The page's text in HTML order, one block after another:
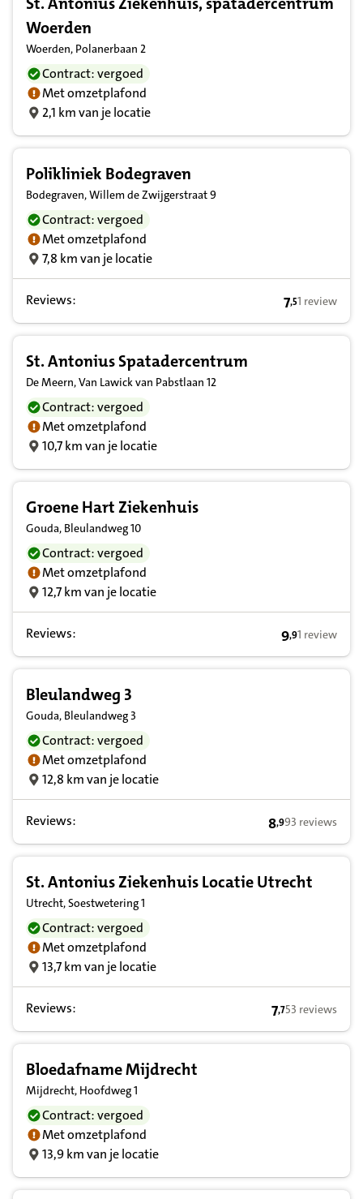
Woerden
Woerden, Polanerbaan 2
Contract: vergoed
Met omzetplafond
2,1 km van je locatie
Polikliniek Bodegraven
Bodegraven, Willem de Zwijgerstraat 9
Contract: vergoed
Met omzetplafond
7,8 km van je locatie
Reviews: 7,5 op basis
7,51 review
St. Antonius Spatadercentrum
De Meern, Van Lawick van Pabstlaan 12
Contract: vergoed
Met omzetplafond
10,7 km van je locatie
Groene Hart Ziekenhuis
Gouda, Bleulandweg 10
Contract: vergoed
Met omzetplafond
12,7 km van je locatie
Reviews: 9,9 op basis
9,91 review
Bleulandweg 3
Gouda, Bleulandweg 3
Contract: vergoed
Met omzetplafond
12,8 km van je locatie
Reviews: 8,9 op basis van
8,993 reviews
St. Antonius Ziekenhuis Locatie Utrecht
Utrecht, Soestwetering 1
Contract: vergoed
Met omzetplafond
13,7 km van je locatie
Reviews: 7,7 op basis
7,753 reviews
Bloedafname Mijdrecht
Mijdrecht, Hoofdweg 1
Contract: vergoed
Met omzetplafond
13,9 km van je locatie